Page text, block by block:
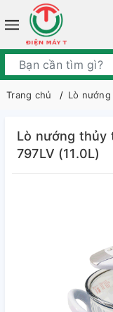
Trang chủ Lò nướng
Lò nướng thủy
797LV (11.0L)